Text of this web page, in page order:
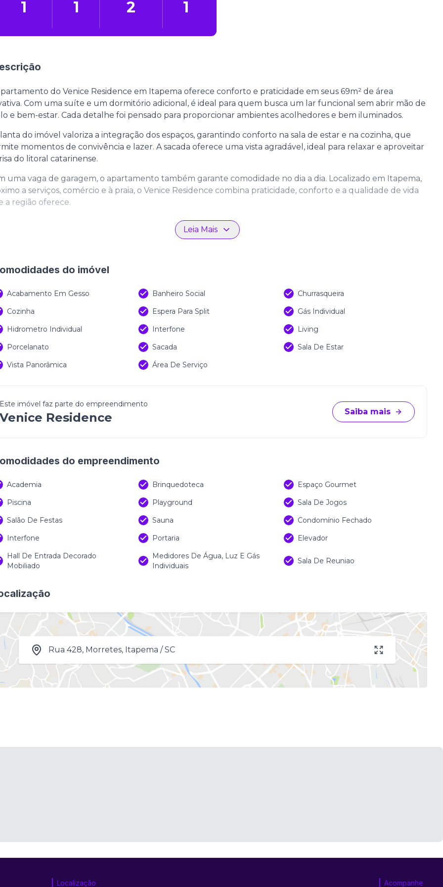
1 1 2 1
do Venice Residence em Itapema oferece conforto e praticidade em seus 69m² de área
Com uma suíte e um dormitório adicional, é ideal para quem busca um lar funcional sem abrir mão de
e bem-estar. Cada detalhe foi pensado para proporcionar ambientes acolhedores e bem iluminados.
do imóvel valoriza a integração dos espaços, garantindo conforto na sala de estar e na cozinha, que
momentos de convivência e lazer. A sacada oferece uma vista agradável, ideal para relaxar e aproveitar
do litoral catarinense.
uma vaga de garagem, o apartamento também garante comodidade no dia a dia. Localizado em Itapema,
a serviços, comércio e à praia, o Venice Residence combina praticidade, conforto e a qualidade de vida
a região oferece.
Leia Mais
do imóvel
Acabamento Em Gesso Banheiro Social
Churrasqueira
Cozinha
Espera Para Split
Gás Individual
Hidrometro Individual
Interfone
Living
Porcelanato
Sacada
Sala De Estar
Vista Panorâmica
Área De Serviço
Este imóvel faz parte do empreendimento
Venice Residence Saiba mais
do empreendimento
Academia Brinquedoteca
Espaço Gourmet
Piscina
Playground
Sala De Jogos
Salão De Festas
Sauna
Condomínio Fechado
Interfone
Portaria
Elevador
Hall De Entrada Decorado
Mobiliado
Medidores De Água, Luz E Gás
Individuais
Sala De Reuniao
Rua 428, Morretes, Itapema / SC
Localização Acompanhe